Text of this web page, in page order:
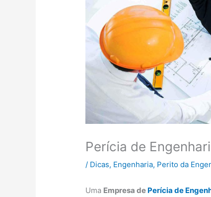
Perícia de
/ Dicas, Engenharia, Perito da
Uma Empresa de Perícia de